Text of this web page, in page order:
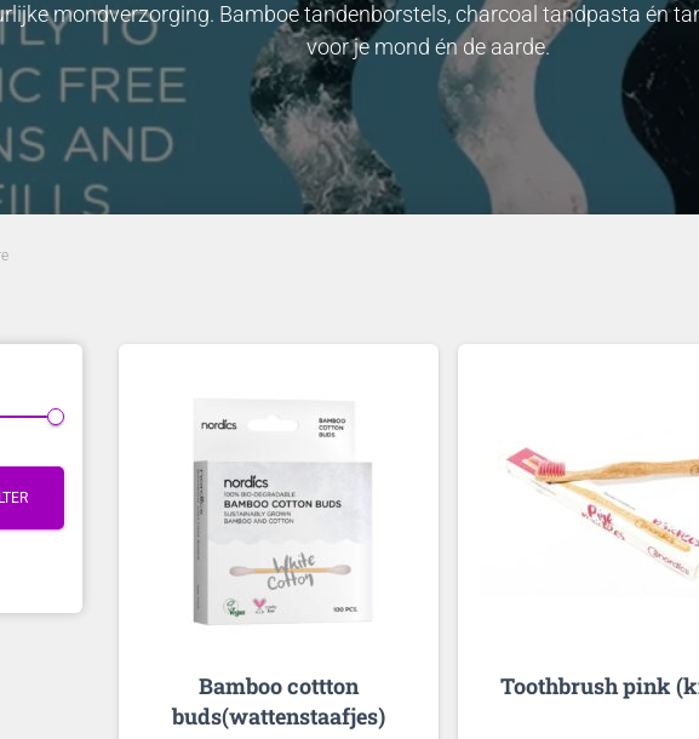
mondverzorging. Bamboe tandenborstels, charcoal tandpasta én
voor je mond én de aarde.
M
p
M
p
Bamboo cottton
buds(wattenstaafjes)
Toothbrush pink